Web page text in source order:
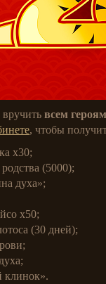
всем
, чтобы
x30;
(5000);
духа»;
x50;
(30 дней);
клинок».